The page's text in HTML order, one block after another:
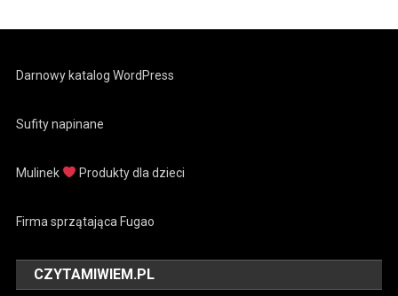
Darnowy katalog WordPress
Sufity napinane
Mulinek Produkty dla dzieci
Firma sprzątająca Fugao
CZYTAMIWIEM.PL